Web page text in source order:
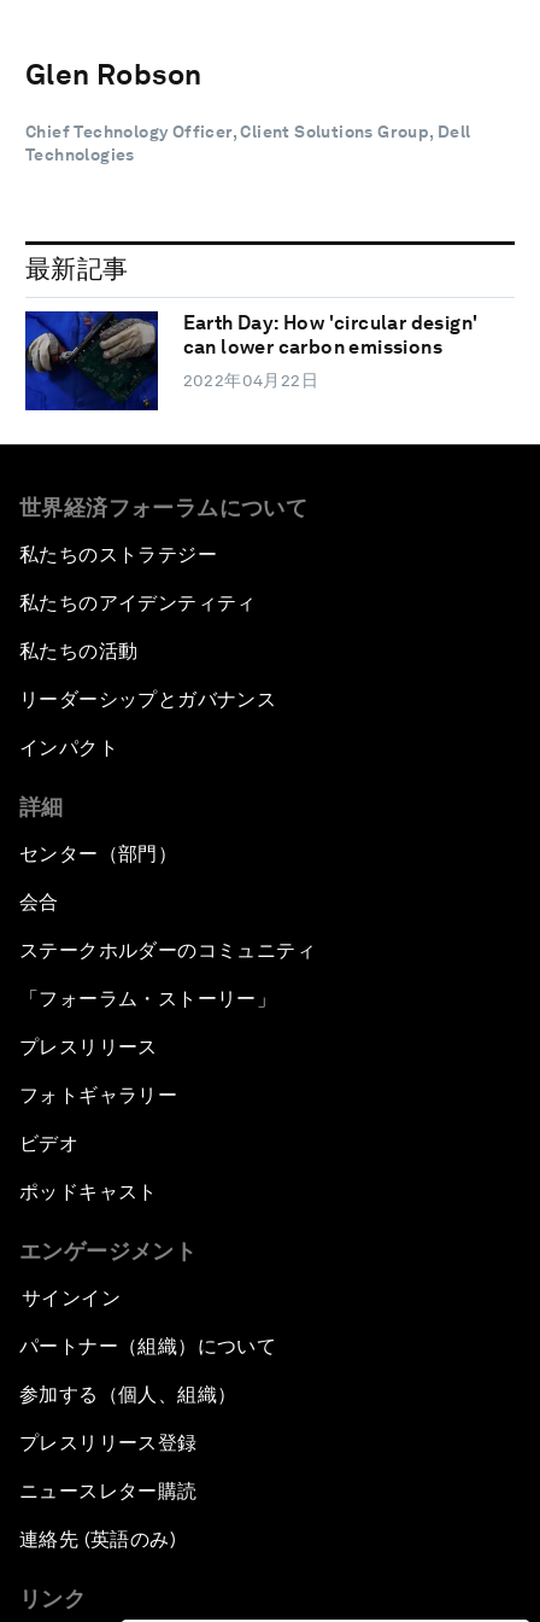
Glen Robson
Chief Technology Officer, Client Solutions Group, Dell
Technologies
最新記事
Earth Day: How 'circular design'
can lower carbon emissions
2022年04月22日
世界経済フォーラムについて
私たちのストラテジー
私たちのアイデンティティ
私たちの活動
リーダーシップとガバナンス
インパクト
詳細
センター（部門）
会合
ステークホルダーのコミュニティ
「フォーラム・ストーリー」
プレスリリース
フォトギャラリー
ビデオ
ポッドキャスト
エンゲージメント
サインイン
パートナー（組織）について
参加する（個人、組織）
プレスリリース登録
ニュースレター購読
連絡先 (英語のみ)
リンク